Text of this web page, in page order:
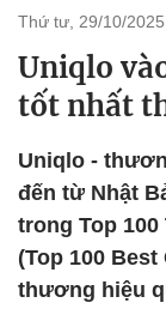
thứ tư, 29/10/
Uniqlo
tốt nhất
Uniqlo -
đến từ Nhật
trong Top
(Top 100
thương hiệu